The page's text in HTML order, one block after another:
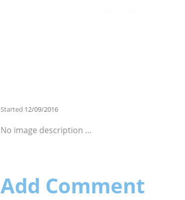
Started 12/09/2016
No image description ...
Add Comment